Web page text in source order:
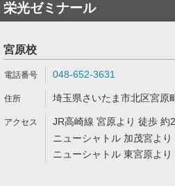
栄光ゼミナール
宮原校
048-652-3631
埼玉県さいたま市北区宮原
JR高崎線 宮原より 徒歩 約
ニューシャトル 加茂宮よ
ニューシャトル 東宮原よ